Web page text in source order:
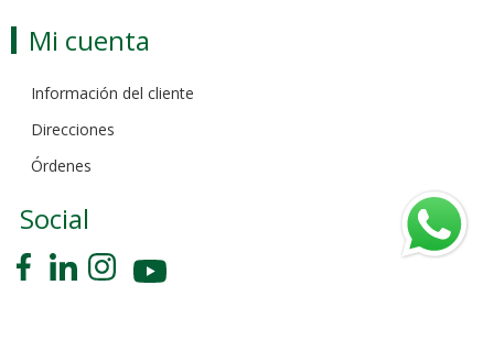
Mi cuenta
Información del cliente
Direcciones
Órdenes
Social